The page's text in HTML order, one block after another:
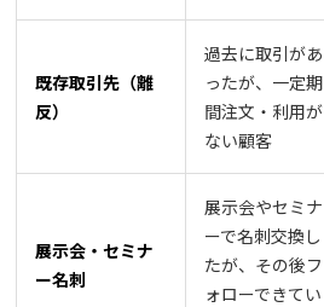
既存取引先（離
反）
過去に取引があ
ったが、一定期
間注文・利用が
ない顧客
展示会・セミナ
ー名刺
展示会やセミナ
ーで名刺交換し
たが、その後フ
ォローできてい